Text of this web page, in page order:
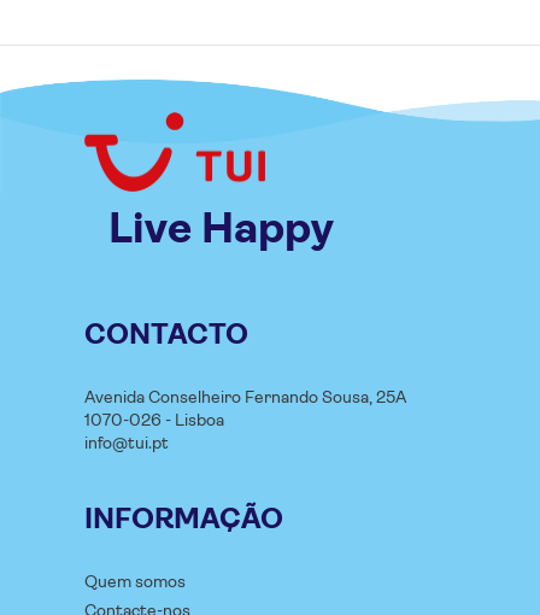
Live Happy
CONTACTO
Avenida Conselheiro Fernando Sousa, 25A
1070-026 - Lisboa
info@tui.pt
INFORMAÇÃO
Quem somos
Contacte-nos